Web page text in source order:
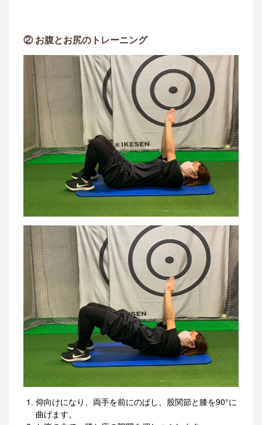
② お腹とお尻のトレーニング
仰向けになり、両手を前にのばし、股関節と膝を90°に
曲げます。